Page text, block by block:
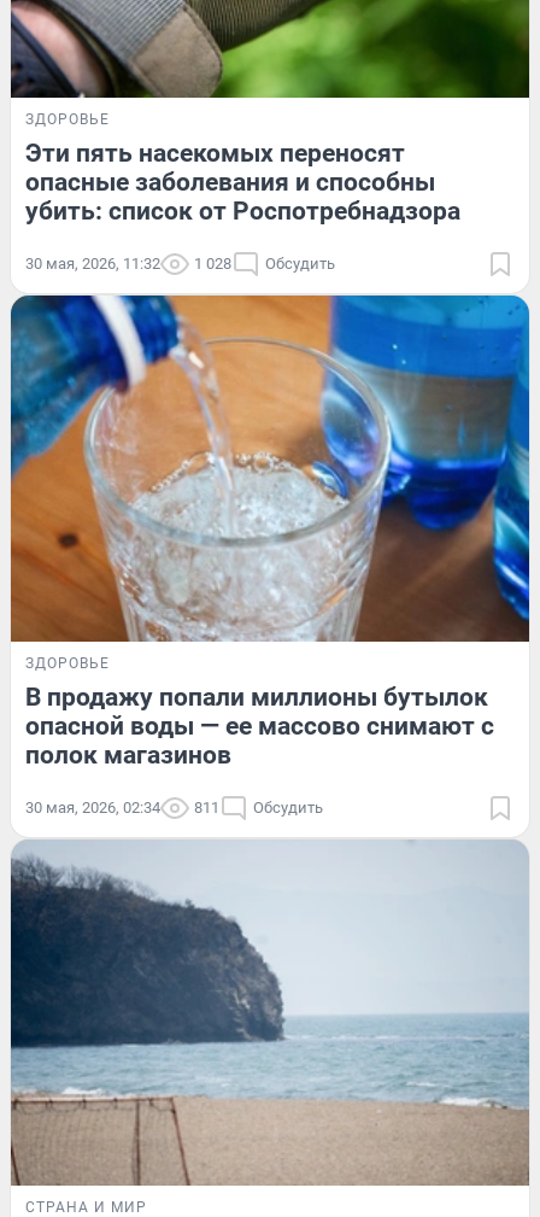
ЗДОРОВЬЕ
Эти пять насекомых переносят
опасные заболевания и способны
убить: список от Роспотребнадзора
30 мая, 2026, 11:32 1 028 Обсудить
ЗДОРОВЬЕ
В продажу попали миллионы бутылок
опасной воды — ее массово снимают с
полок магазинов
30 мая, 2026, 02:34 811 Обсудить
СТРАНА И МИР